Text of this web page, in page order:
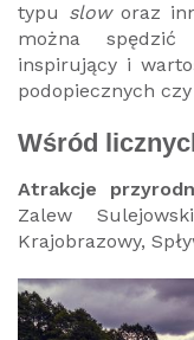
typu sloworaz
można
inspirujący i
podopiecznych
Wśród
Atrakcje
Zalew
Krajobrazowy,